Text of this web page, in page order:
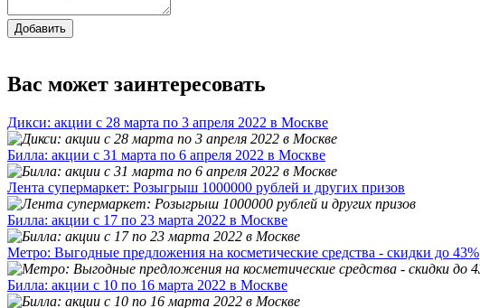
Добавить
Вас может заинтересовать
Дикси: акции с 28 марта по 3 апреля 2022 в Москве
Билла: акции с 31 марта по 6 апреля 2022 в Москве
Лента супермаркет: Розыгрыш 1000000 рублей и других призов
Билла: акции с 17 по 23 марта 2022 в Москве
Метро: Выгодные предложения на косметические средства - скидки до 43%
Билла: акции с 10 по 16 марта 2022 в Москве